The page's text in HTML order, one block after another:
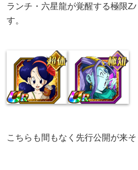
ランチ・六星龍が覚醒する極限Z
す。
こちらも間もなく先行公開が来そ